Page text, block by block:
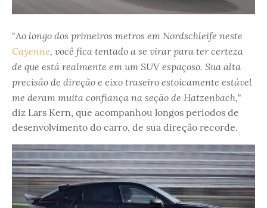
"Ao longo dos primeiros metros em Nordschleife neste
Cayenne, você fica tentado a se virar para ter certeza
de que está realmente em um SUV espaçoso. Sua alta
precisão de direção e eixo traseiro estoicamente estável
me deram muita confiança na seção de Hatzenbach,"
diz Lars Kern, que acompanhou longos períodos de
desenvolvimento do carro, de sua direção recorde.